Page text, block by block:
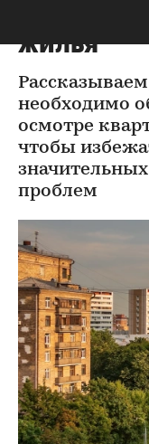
жилья
необходимо
осмотре
чтобы
проблем